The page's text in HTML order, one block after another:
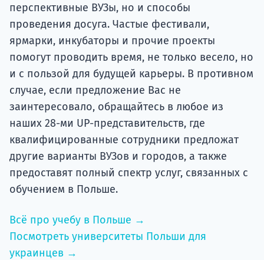
перспективные ВУЗы, но и способы
проведения досуга. Частые фестивали,
ярмарки, инкубаторы и прочие проекты
помогут проводить время, не только весело, но
и с пользой для будущей карьеры. В противном
случае, если предложение Вас не
заинтересовало, обращайтесь в любое из
наших 28-ми UP-представительств, где
квалифицированные сотрудники предложат
другие варианты ВУЗов и городов, а также
предоставят полный спектр услуг, связанных с
обучением в Польше.
Всё про учебу в Польше →
Посмотреть университеты Польши для
украинцев →